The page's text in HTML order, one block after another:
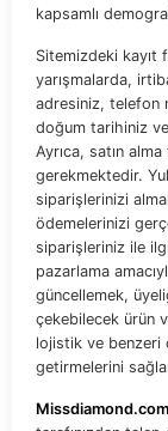
kapsamlı
Sitemizdeki kayıt
yarışmalarda,
adresiniz, telefon
doğum tarihiniz
Ayrıca, satın
gerekmektedir.
siparişlerinizi
ödemelerinizi
siparişleriniz ile
pazarlama
güncellemek,
çekebilecek ürün
lojistik ve benzeri
getirmelerini